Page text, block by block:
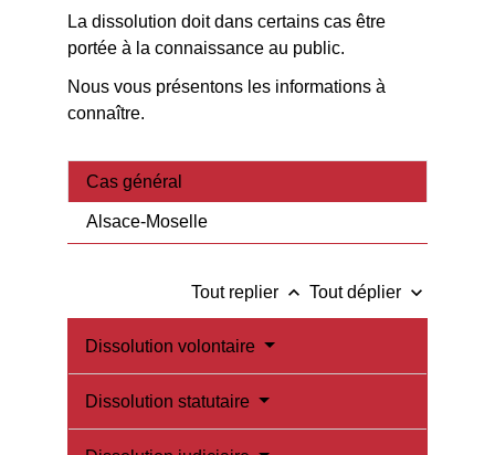
La dissolution doit dans certains cas être
portée à la connaissance au public.
Nous vous présentons les informations à
connaître.
Cas général
Alsace-Moselle
Tout replier keyboard_arrow_up Tout déplier keyboard_arrow_down
Dissolution volontaire
Dissolution statutaire